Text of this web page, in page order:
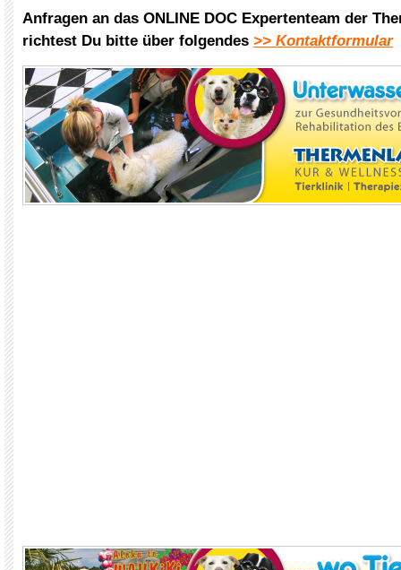
Anfragen an das ONLINE DOC Expertenteam der
richtest Du bitte über folgendes >> Kontaktformular